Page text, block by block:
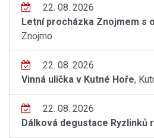
22. 08. 2026
Letní procházka Znojmem s
Znojmo
22. 08. 2026
Vinná ulička v Kutné Hoře,
22. 08. 2026
Dálková degustace Ryzlinků